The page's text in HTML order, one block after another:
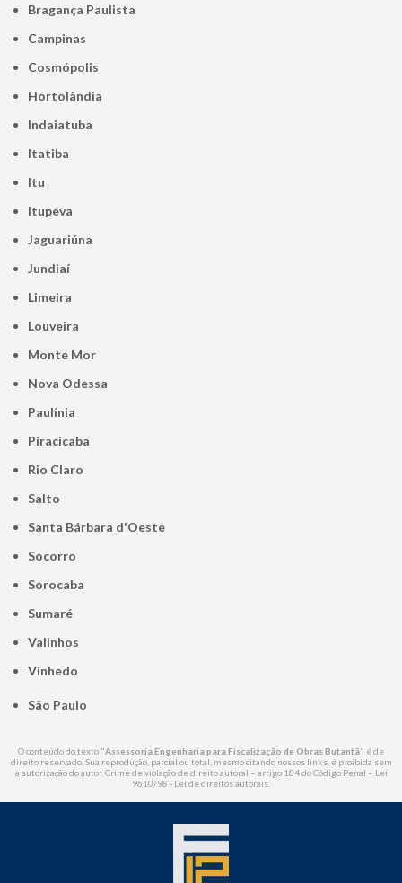
Bragança Paulista
Campinas
Cosmópolis
Hortolândia
Indaiatuba
Itatiba
Itu
Itupeva
Jaguariúna
Jundiaí
Limeira
Louveira
Monte Mor
Nova Odessa
Paulínia
Piracicaba
Rio Claro
Salto
Santa Bárbara d'Oeste
Socorro
Sorocaba
Sumaré
Valinhos
Vinhedo
São Paulo
O conteúdo do texto "Assessoria Engenharia para Fiscalização de Obras Butantã" é de
direito reservado. Sua reprodução, parcial ou total, mesmo citando nossos links, é proibida sem
a autorização do autor. Crime de violação de direito autoral – artigo 184 do Código Penal – Lei
9610/98 - Lei de direitos autorais